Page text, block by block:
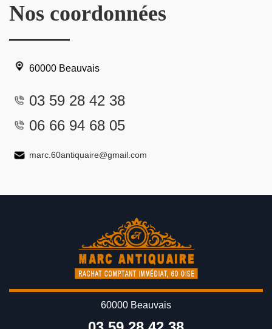
Nos coordonnées
60000 Beauvais
03 59 28 42 38
06 66 94 68 05
marc.60antiquaire@gmail.com
60000 Beauvais